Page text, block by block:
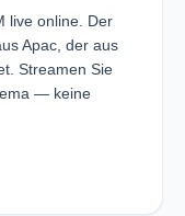
live online. Der
Apac, der aus
Streamen Sie
— keine